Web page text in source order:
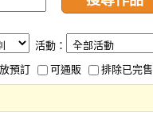
活動：
預訂 可通販 排除已完售